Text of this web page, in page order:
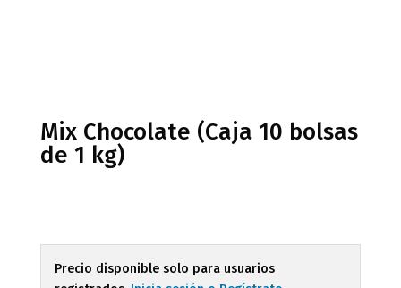
Mix Chocolate (Caja 10 bolsas
de 1 kg)
Precio disponible solo para usuarios